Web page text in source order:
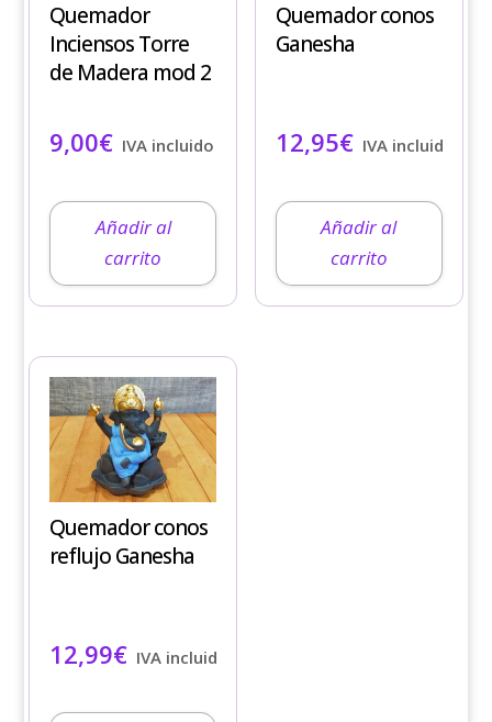
Quemador
Inciensos Torre
de Madera mod 2
9,00€ IVA incluido
Añadir al
carrito
Quemador conos
Ganesha
12,95€ IVA incluido
Añadir al
carrito
Quemador conos
reflujo Ganesha
12,99€ IVA incluido